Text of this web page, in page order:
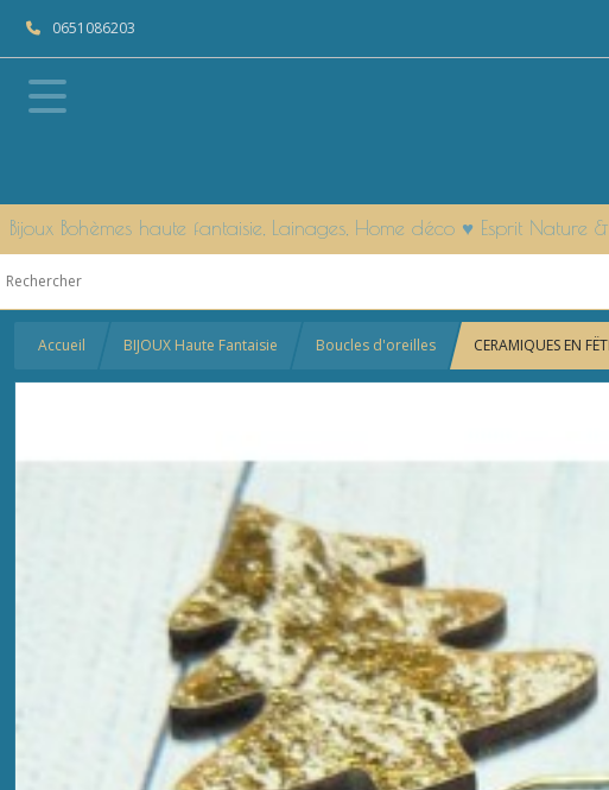
0651086203
Bijoux Bohèmes haute fantaisie, Lainages, Home déco ♥ Esprit
Accueil BIJOUX Haute Fantaisie Boucles d'oreilles CERAMIQUES EN